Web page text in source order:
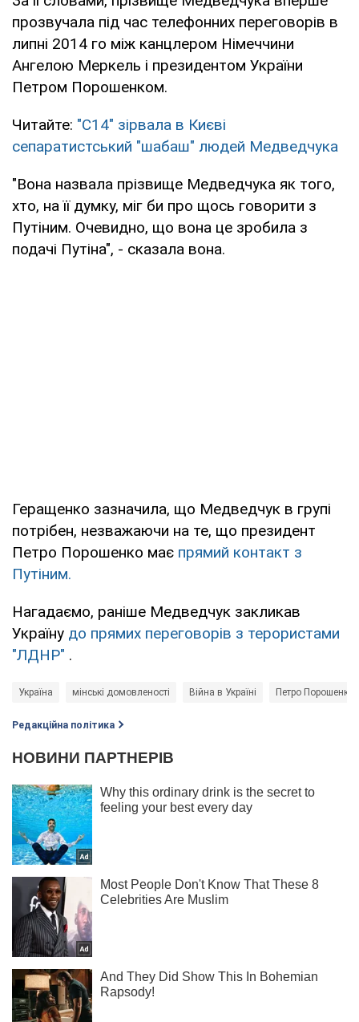
прозвучала під час телефонних переговорів в
липні 2014 го між канцлером Німеччини
Ангелою Меркель і президентом України
Петром Порошенком.
Читайте: "С14" зірвала в Києві
сепаратистський "шабаш" людей Медведчука
"Вона назвала прізвище Медведчука як того,
хто, на її думку, міг би про щось говорити з
Путіним. Очевидно, що вона це зробила з
подачі Путіна", - сказала вона.
Геращенко зазначила, що Медведчук в групі
потрібен, незважаючи на те, що президент
Петро Порошенко має прямий контакт з
Путіним.
Нагадаємо, раніше Медведчук закликав
Україну до прямих переговорів з терористами
"ЛДНР" .
Україна мінські домовленості Війна в Україні Петро Порошенко
Редакційна політика